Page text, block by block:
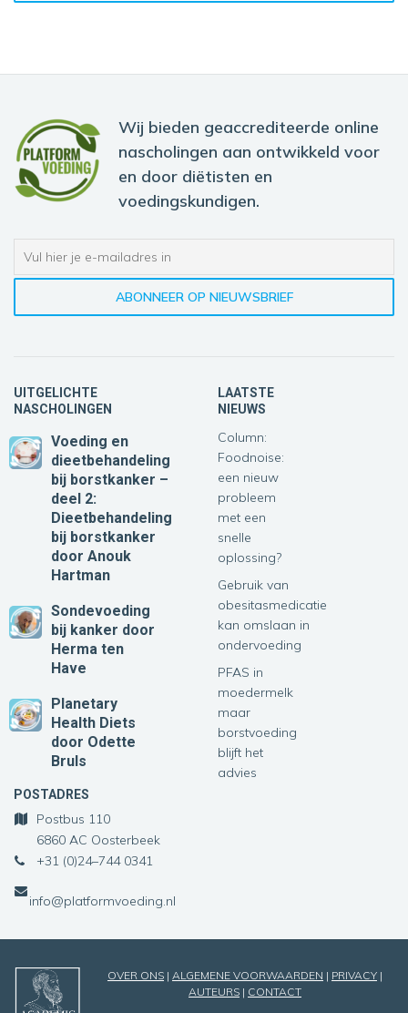
Wij bieden geaccrediteerde online
nascholingen aan ontwikkeld voor
en door diëtisten en
voedingskundigen.
UITGELICHTE
NASCHOLINGEN
Voeding en
dieetbehandeling
bij borstkanker –
deel 2:
Dieetbehandeling
bij borstkanker
door Anouk
Hartman
Sondevoeding
bij kanker door
Herma ten
Have
Planetary
Health Diets
door Odette
Bruls
LAATSTE
NIEUWS
Column:
Foodnoise:
een nieuw
probleem
met een
snelle
oplossing?
Gebruik van
obesitasmedicatie
kan omslaan in
ondervoeding
PFAS in
moedermelk
maar
borstvoeding
blijft het
advies
POSTADRES
Postbus 110
6860 AC Oosterbeek
+31 (0)24–744 0341
info@platformvoeding.nl
OVER ONS | ALGEMENE VOORWAARDEN | PRIVACY |
AUTEURS | CONTACT